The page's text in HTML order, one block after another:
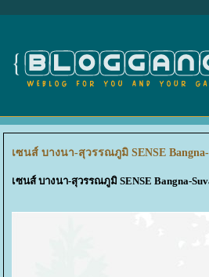
เซนส์ บางนา-สุวรรณภูมิ SENSE
เซนส์ บางนา-สุวรรณภูมิ SENSE Bangna-